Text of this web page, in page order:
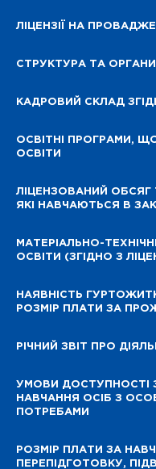
ЛІЦЕНЗІЇ НА
СТРУКТУРА ТА ОРГАНИ
КАДРОВИЙ СКЛАД
ОСВІТНІ ПРОГРАМИ,
ОСВІТИ
ЛІЦЕНЗОВАНИЙ ОБСЯГ
ЯКІ НАВЧАЮТЬСЯ В
МАТЕРІАЛЬНО-
ОСВІТИ (ЗГІДНО З
НАЯВНІСТЬ
РОЗМІР ПЛАТИ ЗА
РІЧНИЙ ЗВІТ ПРО
УМОВИ ДОСТУПНОСТІ
НАВЧАННЯ ОСІБ З
ПОТРЕБАМИ
РОЗМІР ПЛАТИ ЗА
ПЕРЕПІДГОТОВКУ,